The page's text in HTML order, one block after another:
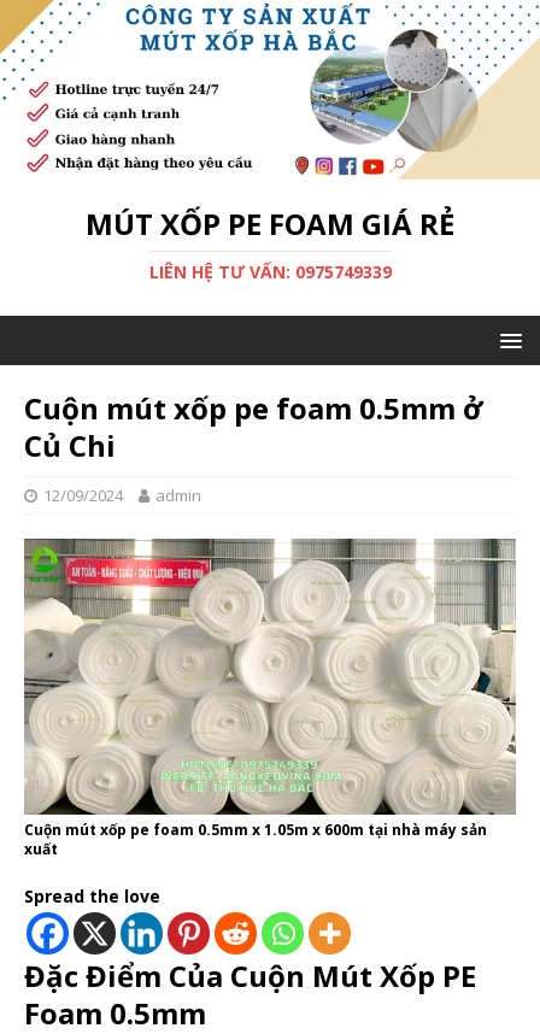
MÚT XỐP PE FOAM GIÁ RẺ
LIÊN HỆ TƯ VẤN: 0975749339
Cuộn mút xốp pe foam 0.5mm ở
Củ Chi
12/09/2024 admin
Cuộn mút xốp pe foam 0.5mm x 1.05m x 600m tại nhà máy sản
xuất
Spread the love
Đặc Điểm Của Cuộn Mút Xốp PE
Foam 0.5mm